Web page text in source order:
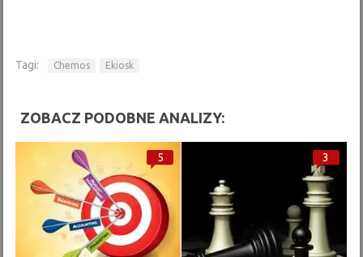
Tagi: Chemos Ekiosk
ZOBACZ PODOBNE ANALIZY:
5 3